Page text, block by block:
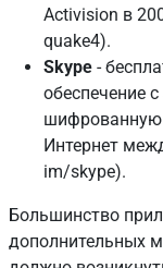
Activision в
quake4).
Skype -
обеспечение
шифрованную
Интернет
im/skype).
Большинство
дополнительных